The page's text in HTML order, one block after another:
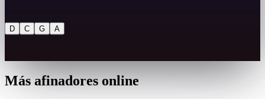
D C G A
Más afinadores online